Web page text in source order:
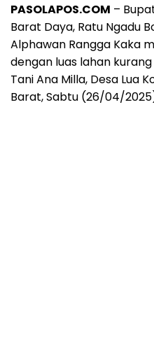
PASOLAPOS.COM –
Barat Daya, Ratu Ngadu
Alphawan Rangga Kaka
dengan luas lahan
Tani Ana Milla, Desa Lua
Barat, Sabtu (26/04/